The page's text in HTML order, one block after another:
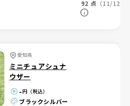
92 点 （11/12）
愛知県
ミニチュアシュナ
ウザー
-円（税込）
ブラックシルバー